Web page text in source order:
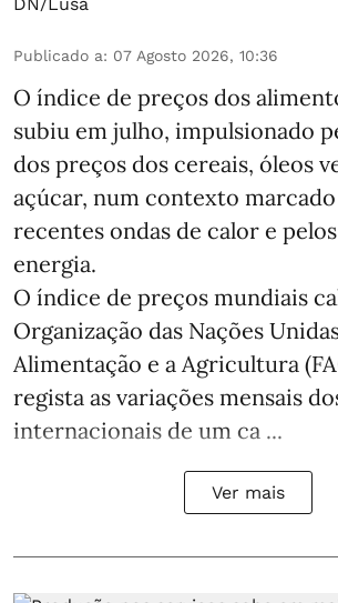
Publicado a: 07 Agosto 2026, 10:36
O índice de preços dos
subiu em julho, impulsionado
dos preços dos cereais, óleos
açúcar, num contexto marcado
recentes ondas de calor e
energia.
O índice de preços mundiais
Organização das Nações
Alimentação e a Agricultura
regista as variações mensais
internacionais de um ca ...
Ver mais